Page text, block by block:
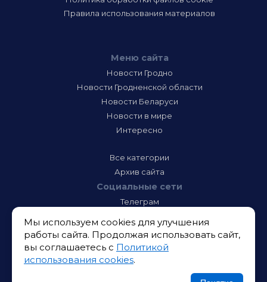
Правила использования материалов
Меню сайта
Новости Гродно
Новости Гродненской области
Новости Беларуси
Новости в мире
Интересно
Все категории
Архив сайта
Социальные сети
Телеграм
Инстаграм
Тик-Ток
Одноклассники
ВК
Мы используем cookies для улучшения
работы сайта. Продолжая использовать сайт,
вы соглашаетесь с Политикой
использования cookies.